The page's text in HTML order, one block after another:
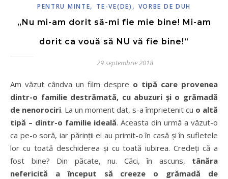
PENTRU MINTE, TE-VE(DE) , VORBE DE DUH
„Nu mi-am dorit să-mi fie mie bine! Mi-am
dorit ca vouă să NU vă fie bine!”
29 septembrie 2018
Am văzut cândva un film despre o tipă care provenea
dintr-o familie destrămată, cu abuzuri și o grămadă
de nenorociri. La un moment dat, s-a împrietenit cu o altă
tipă – dintr-o familie ideală. Aceasta din urmă a văzut-o
ca pe-o soră, iar părinții ei au primit-o în casă și în sufletele
lor cu toată deschiderea și cu toată iubirea. Credeți că a
fost bine? Din păcate, nu. Căci, în ascuns, tânăra
nefericită a început să creeze o grămadă de